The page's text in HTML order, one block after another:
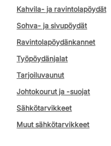
Kahvila- ja ravintolapöydät
Sohva- ja sivupöydät
Ravintolapöydänkannet
Työpöydänjalat
Tarjoiluvaunut
Johtokourut ja -suojat
Sähkötarvikkeet
Muut sähkötarvikkeet